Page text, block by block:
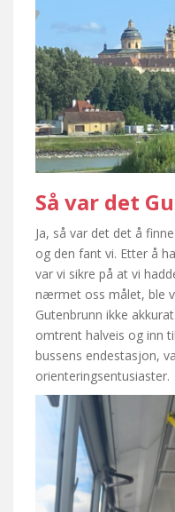
Så var det
Ja, så var det det å
og den fant vi. Etter å
var vi sikre på at vi
nærmet oss målet, ble
Gutenbrunn ikke
omtrent halveis og inn
bussens endestasjon,
orienteringsentusiaster.